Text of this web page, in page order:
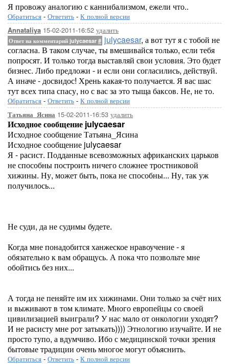
Я провожу аналогию с каннибализмом, ежели что..
Обратиться - Ответить - К полной версии
Annataliya 15-02-2011-16:52 удалить
Ответ на комментарий julycaesar # julycaesar, а вот тут я с тобой не
согласна. В таком случае, ты вмешивайся только, если тебя
попросят. И только тогда выставляй свои условия. Это будет
бизнес. Либо предложи - и если они согласились, действуй.
А иначе - досвидос! Хрень какая-то получается. Я вас шас
тут всех типа спасу, но с вас за это тыща баксов. Не, не то.
Обратиться - Ответить - К полной версии
Татьяна_Ясина 15-02-2011-16:53 удалить
Исходное сообщение julycaesar
Исходное сообщение Татьяна_Ясина
Исходное сообщение julycaesar
Я - расист. Подданные всевозможных африканских царьков
не способны построить ничего сложнее тростниковой
хижины. Ну, может быть, пока не способны... Ну, так уж
получилось...
Не суди, да не судимы будете.
Когда мне понадобится ханжеское нравоучение - я
обязательно к вам обращусь. А пока что позвольте мне
обойтись без них...
А тогда не пеняйте им их хижинами. Они только за счёт них
и выживают в том климате. Много европейцы со своей
цивилизацией выиграли? У нас мало от онкологии уходят?
И не расисту мне рот затыкать)))) Этнологию изучайте. И не
просто тупо, а вдумчиво. Ибо с медицинской точки зрения
бытовые традиции очень многое могут объяснить.
Обратиться - Ответить - К полной версии